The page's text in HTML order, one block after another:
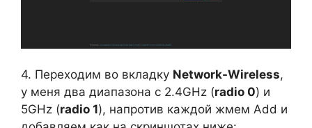
4. Переходим во вкладку Network-Wireless,
у меня два диапазона с 2.4GHz (radio 0) и
5GHz (radio 1), напротив каждой жмем Add и